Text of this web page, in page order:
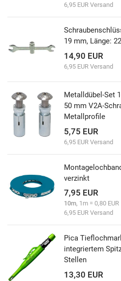
6,95 EUR Versand
19 mm, Länge:
14,90 EUR
6,95 EUR Versand
Metalldübel-Set
50 mm V2A-
Metallprofile
5,75 EUR
6,95 EUR Versand
verzinkt
7,95 EUR
10m, 1m = 0,80 EUR
6,95 EUR Versand
Pica
integriertem
Stellen
13,30 EUR